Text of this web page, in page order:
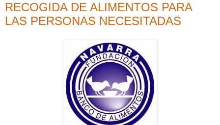
RECOGIDA DE ALIMENTOS PARA
LAS PERSONAS NECESITADAS